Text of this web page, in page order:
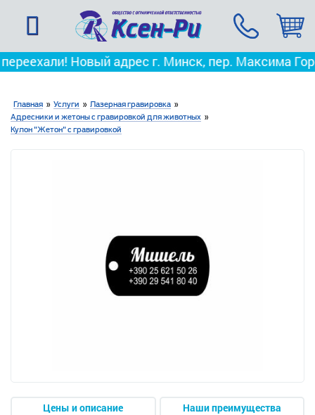
Новый адрес г. Минск, пер. Максима Горецкого,
Главная » Услуги » Лазерная гравировка »
Адресники и жетоны с гравировкой для животных »
Кулон "Жетон" с гравировкой
Цены и описание
Наши преимущества